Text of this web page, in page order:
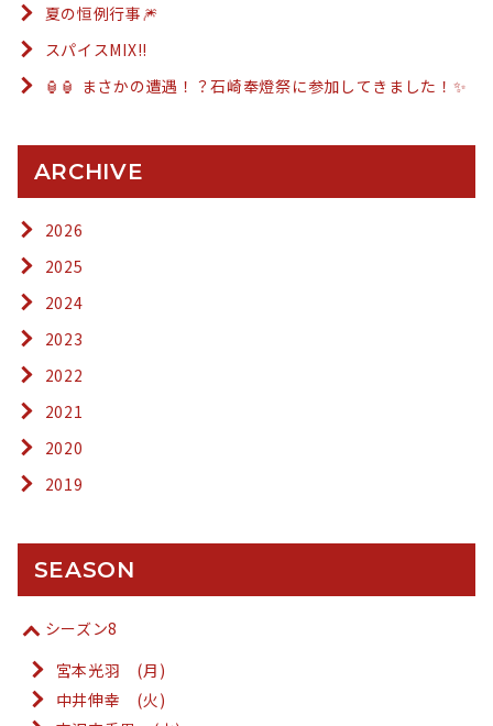
夏の恒例行事🎆
スパイスMIX!!
🏮🏮 まさかの遭遇！？石崎奉燈祭に参加してきました！✨
ARCHIVE
2026
2025
2024
2023
2022
2021
2020
2019
SEASON
シーズン8
宮本光羽 (月)
中井伸幸 (火)